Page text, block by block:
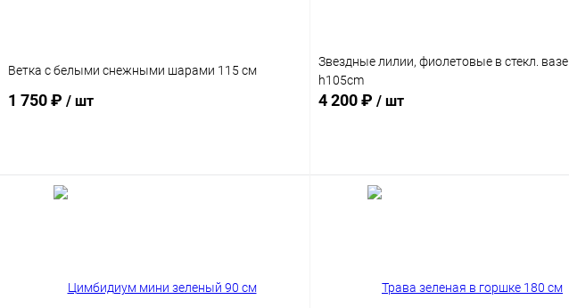
Ветка с белыми снежными шарами 115 см
1 750 ₽ / шт
В корзину
Звездные лилии, фиолетовые в стекл. вазе
h105cm
4 200 ₽ / шт
В корзину